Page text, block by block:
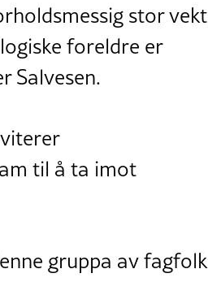
stor vekt
foreldre er
Salvesen.
til å ta imot
gruppa av fagfolk